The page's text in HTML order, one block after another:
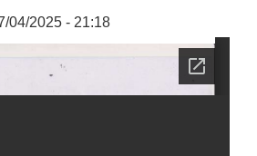
04/2025 - 21:18